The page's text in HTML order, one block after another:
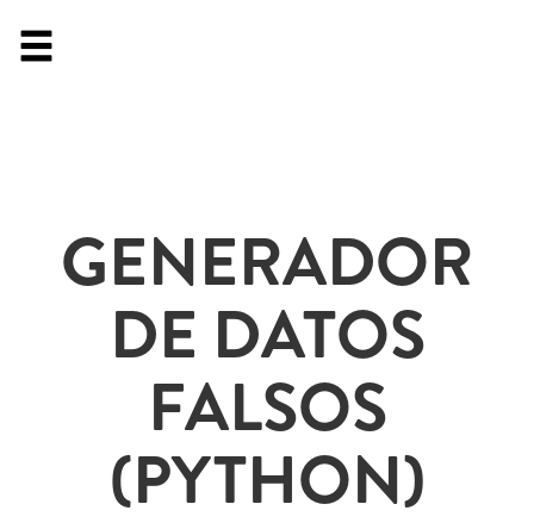
GENERADOR
DE DATOS
FALSOS
(PYTHON)